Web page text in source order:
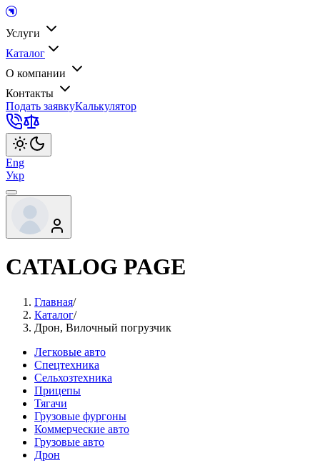
Услуги
Каталог
О компании
Контакты
Подать заявкуКалькулятор
Eng
Укр
CATALOG PAGE
Главная/
Каталог/
Дрон, Вилочный погрузчик
Легковые авто
Спецтехника
Сельхозтехника
Прицепы
Тягачи
Грузовые фургоны
Коммерческие авто
Грузовые авто
Дрон